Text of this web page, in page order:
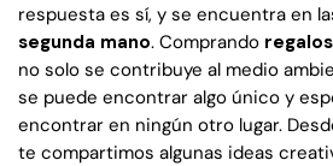
respuesta es sí, y se encuentra en
segunda mano. Comprando
no solo se contribuye al medio
se puede encontrar algo único y
encontrar en ningún otro lugar.
te compartimos algunas ideas